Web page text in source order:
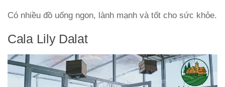
Có nhiều đồ uống ngon, lành mạnh và tốt cho sức khỏe.
Cala Lily Dalat